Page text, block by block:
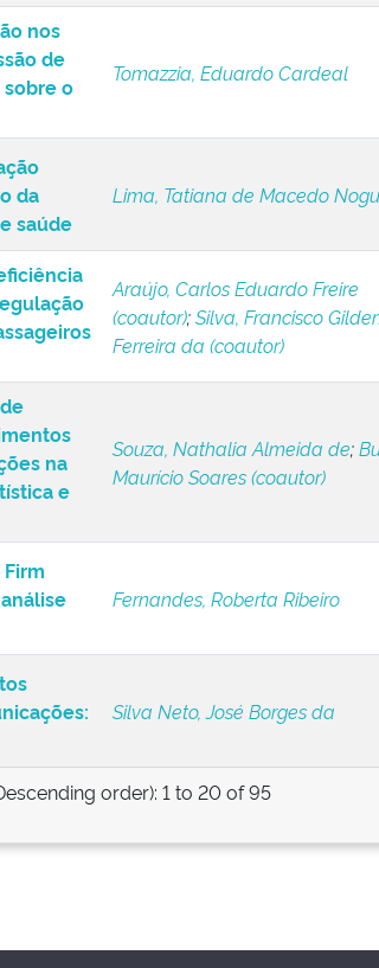
nos
de
o
da
saúde
Araújo, Carlos Eduardo Freire
(coautor);Silva, Francisco
na
e
Souza, Nathalia Almeida de
order): 1 to 20 of 95